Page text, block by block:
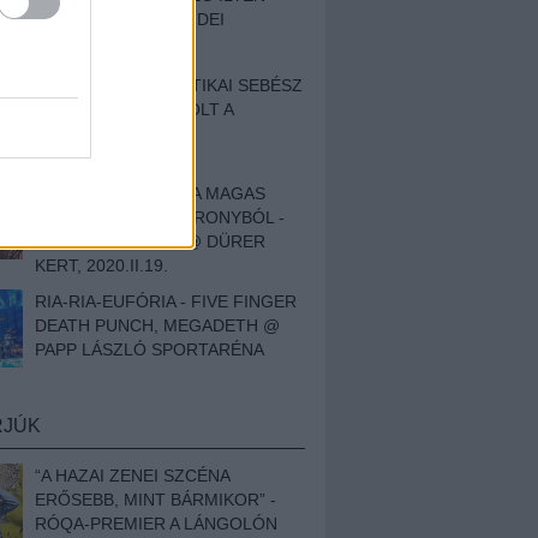
BESZÁMOLÓNK AZ IDEI
EGY HALLÁSPLASZTIKAI SEBÉSZ
NAPLÓJA - ILYEN VOLT A
DOKUMENTUMFILM
MÉLY FÉRFIBÁNAT A MAGAS
ELEFÁNTCSONTTORONYBÓL -
LEPROUS, KLONE @ DÜRER
KERT, 2020.II.19.
RIA-RIA-EUFÓRIA - FIVE FINGER
DEATH PUNCH, MEGADETH @
PAPP LÁSZLÓ SPORTARÉNA
“A HAZAI ZENEI SZCÉNA
ERŐSEBB, MINT BÁRMIKOR” -
RÓQA-PREMIER A LÁNGOLÓN